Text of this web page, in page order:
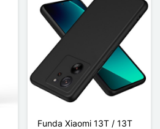
Funda Xiaomi 13T / 13T